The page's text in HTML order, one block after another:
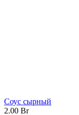
Соус сырный
2.00 Br